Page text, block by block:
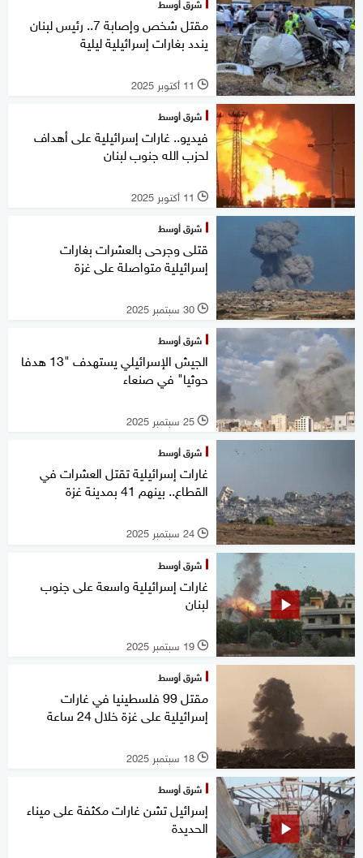
مقتل شخص وإصابة 7.. رئيس لبنان
يندد بغارات إسرائيلية ليلية
l 11 أكتوبر 2025
شرق أوسط
فيديو.. غارات إسرائيلية على أهداف
لحزب الله جنوب لبنان
l 11 أكتوبر 2025
شرق أوسط
قتلى وجرحى بالعشرات بغارات
إسرائيلية متواصلة على غزة
l 30 سبتمبر 2025
شرق أوسط
الجيش الإسرائيلي يستهدف "13 هدفا
حوثيا" في صنعاء
l 25 سبتمبر 2025
شرق أوسط
غارات إسرائيلية تقتل العشرات في
القطاع.. بينهم 41 بمدينة غزة
l 24 سبتمبر 2025
شرق أوسط
غارات إسرائيلية واسعة على جنوب
لبنان
l 19 سبتمبر 2025
شرق أوسط
مقتل 99 فلسطينيا في غارات
إسرائيلية على غزة خلال 24 ساعة
l 18 سبتمبر 2025
شرق أوسط
إسرائيل تشن غارات مكثفة على ميناء
الحديدة